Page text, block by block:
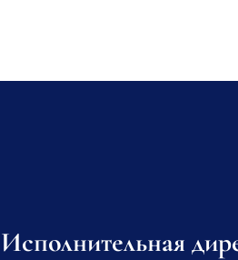
Исполнительная